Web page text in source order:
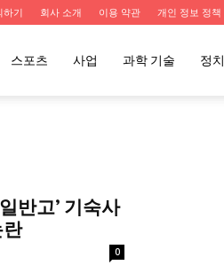
하기 회사 소개 이용 약관 개인 정보 정책
스포츠 사업 과학 기술 정치
반고’ 기숙사
0